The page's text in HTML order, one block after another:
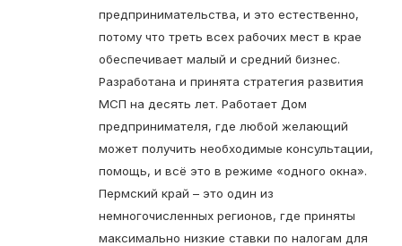
предпринимательства, и это естественно,
потому что треть всех рабочих мест в крае
обеспечивает малый и средний бизнес.
Разработана и принята стратегия развития
МСП на десять лет. Работает Дом
предпринимателя, где любой желающий
может получить необходимые консультации,
помощь, и всё это в режиме «одного окна».
Пермский край – это один из
немногочисленных регионов, где приняты
максимально низкие ставки по налогам для